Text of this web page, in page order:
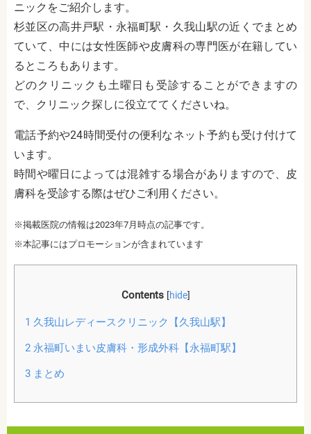
ニックをご紹介します。
杉並区の高井戸駅・永福町駅・久我山駅の近くでまとめ
ていて、中には女性医師や皮膚科の専門医が在籍してい
るところもあります。
どのクリニックも土曜日も受診することができますの
で、クリニック探しに役立ててくださいね。
電話予約や24時間受付の便利なネット予約も受け付けて
います。
時間や曜日によっては混雑する場合がありますので、皮
膚科を受診する際はぜひご利用ください。
※掲載医院の情報は2023年7月時点の記事です。
※本記事にはプロモーションが含まれています
Contents [hide]
1 久我山レディースクリニック【久我山駅】
2永福町いまい皮膚科・形成外科【永福町駅】
3まとめ